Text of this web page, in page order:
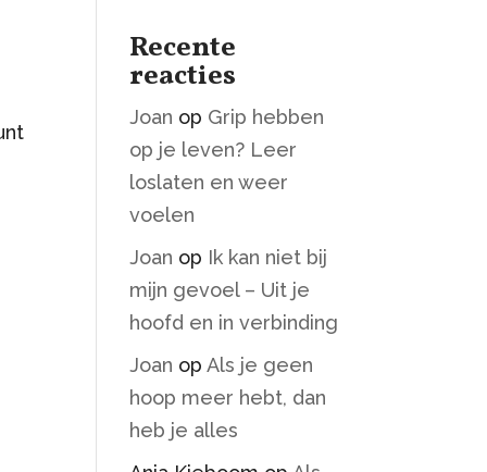
Recente
reacties
Joan op Grip hebben
op je leven? Leer
loslaten en weer
voelen
Joan op Ik kan niet bij
mijn gevoel – Uit je
hoofd en in verbinding
Joan opAls je geen
hoop meer hebt, dan
heb je alles